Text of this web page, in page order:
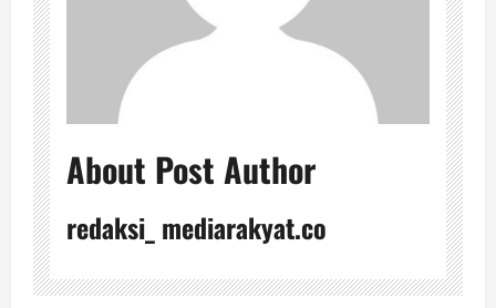
About Post Author
redaksi_ mediarakyat.co